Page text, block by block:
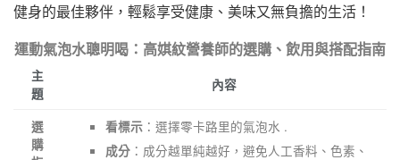
健身的最佳夥伴，輕鬆享受健康、美味又無負擔的生活！
運動氣泡水聰明喝：高娸紋營養師的選購、飲用與搭配指南
主
題
內容
選
購
看標示 ：選擇零卡路里的氣泡水 .
成分 ：成分越單純越好，避免人工香料、色素、